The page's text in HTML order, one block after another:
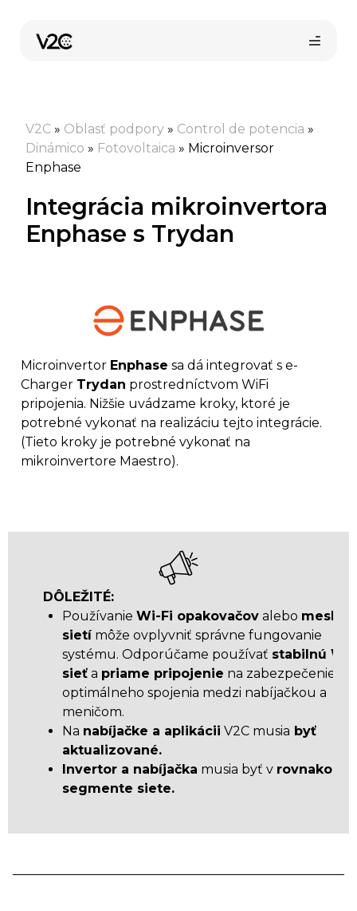
V2C » Oblasť podpory » Control de potencia »
Dinámico » Fotovoltaica » Microinversor
Enphase
Integrácia mikroinvertora
Enphase s Trydan
Microinvertor Enphase sa dá integrovať s e-
Charger Trydan prostredníctvom WiFi
pripojenia. Nižšie uvádzame kroky, ktoré je
potrebné vykonať na realizáciu tejto integrácie.
(Tieto kroky je potrebné vykonať na
mikroinvertore Maestro).
DÔLEŽITÉ:
Používanie Wi-Fi opakovačov alebo mesh
sietímôže ovplyvniť správne fungovanie
systému. Odporúčame používať stabilnú Wi-
sieť a priame pripojenie na zabezpečenie
optimálneho spojenia medzi nabíjačkou a
meničom.
Na nabíjačke a aplikácii V2C musia byť
aktualizované.
Invertor a nabíjačka musia byť v rovnakom
segmente siete.